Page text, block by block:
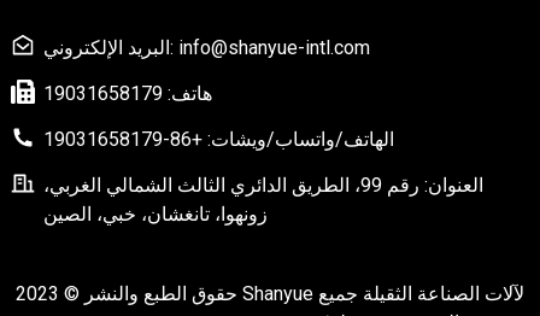
البريد الإلكتروني: info@shanyue-intl.com
هاتف: 19031658179
الهاتف/واتساب/ويشات: +86-19031658179
العنوان: رقم 99، الطريق الدائري الثالث الشمالي الغربي،
زونهوا، تانغشان، خبي، الصين
حقوق الطبع والنشر © 2023 Shanyue لآلات الصناعة الثقيلة جميع